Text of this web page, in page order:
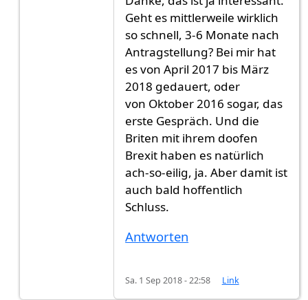
Evaluation Personalbedarf im
Geht es mittlerweile wirklich
so schnell, 3-6 Monate nach
Antragstellung? Bei mir hat
es von April 2017 bis März
2018 gedauert, oder
von Oktober 2016 sogar, das
erste Gespräch. Und die
Briten mit ihrem doofen
Brexit haben es natürlich
ach-so-eilig, ja. Aber damit ist
auch bald hoffentlich
Schluss.
Antworten
Sa. 1 Sep 2018 - 22:58 Link